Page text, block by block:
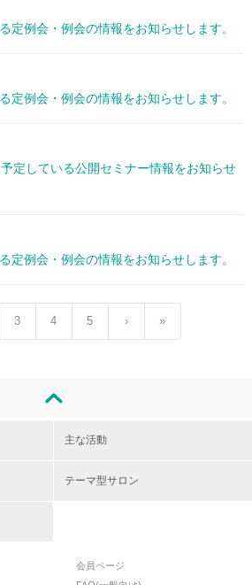
定例会・例会の情報をお知らせします。
定例会・例会の情報をお知らせします。
定している公開セミナー情報をお知らせ
定例会・例会の情報をお知らせします。
3 4 5 › »
主な活動
テーマ型サロン
会員ページ